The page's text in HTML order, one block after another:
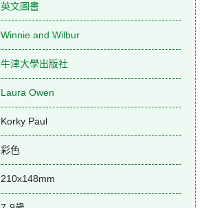
英文圖書
Winnie and Wilbur
牛津大學出版社
Laura Owen
Korky Paul
彩色
210x148mm